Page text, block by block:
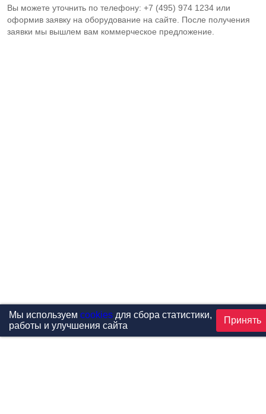
Вы можете уточнить по телефону: +7 (495) 974 1234 или
оформив заявку на оборудование на сайте. После получения
заявки мы вышлем вам коммерческое предложение.
Мы используем cookiesдля сбора статистики,
работы и улучшения сайта
Принять